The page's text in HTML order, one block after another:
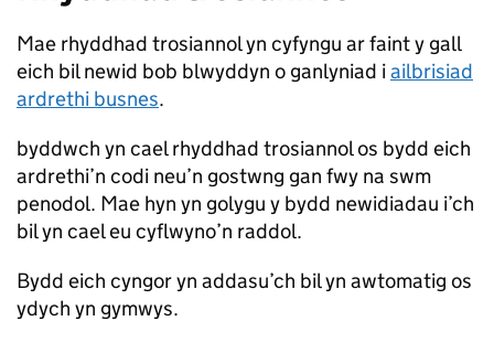
Mae rhyddhad trosiannol yn cyfyngu ar faint y gall
eich bil newid bob blwyddyn o ganlyniad iailbrisiad
ardrethi busnes.
byddwch yn cael rhyddhad trosiannol os bydd eich
ardrethi’n codi neu’n gostwng gan fwy na swm
penodol. Mae hyn yn golygu y bydd newidiadau i’ch
bil yn cael eu cyflwyno’n raddol.
Bydd eich cyngor yn addasu’ch bil yn awtomatig os
ydych yn gymwys.